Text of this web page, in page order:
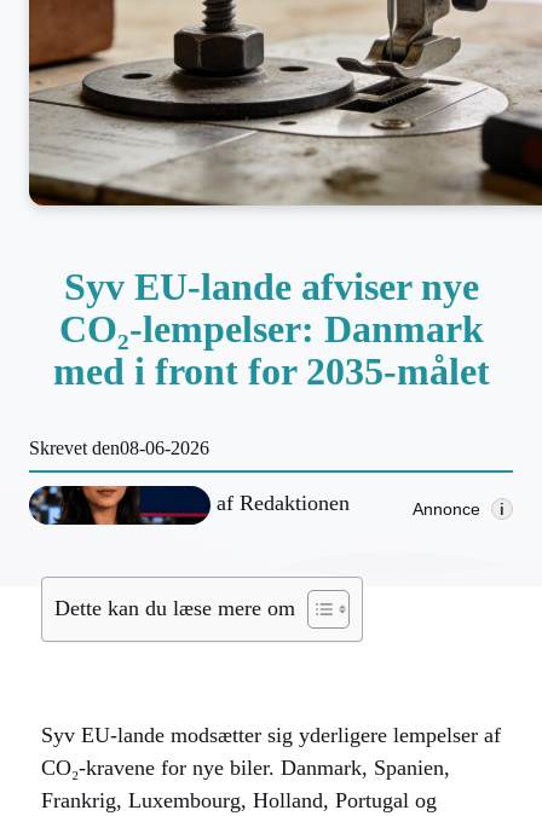
Syv EU-lande afviser nye
CO₂-lempelser: Danmark
med i front for 2035-målet
Skrevet den08-06-2026
af Redaktionen Annonce i
Dette kan du læse mere om
Syv EU-lande modsætter sig yderligere lempelser af
CO₂-kravene for nye biler. Danmark, Spanien,
Frankrig, Luxembourg, Holland, Portugal og